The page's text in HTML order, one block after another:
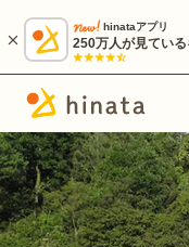
hinataアプリ
250万人が見てい